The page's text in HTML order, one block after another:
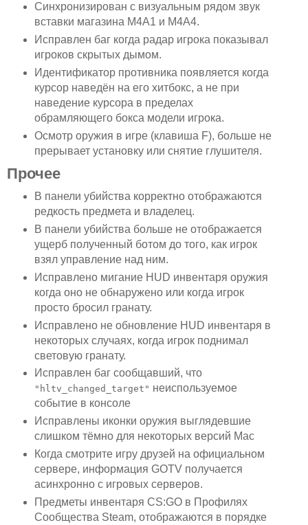
Синхронизирован с визуальным рядом звук
вставки магазина M4A1 и M4A4.
Исправлен баг когда радар игрока показывал
игроков скрытых дымом.
Идентификатор противника появляется когда
курсор наведён на его хитбокс, а не при
наведение курсора в пределах
обрамляющего бокса модели игрока.
Осмотр оружия в игре (клавиша F), больше не
прерывает установку или снятие глушителя.
Прочее
В панели убийства корректно отображаются
редкость предмета и владелец.
В панели убийства больше не отображается
ущерб полученный ботом до того, как игрок
взял управление над ним.
Исправлено мигание HUD инвентаря оружия
когда оно не обнаружено или когда игрок
просто бросил гранату.
Исправлено не обновление HUD инвентаря в
некоторых случаях, когда игрок поднимал
световую гранату.
Исправлен баг сообщавший, что
"hltv_changed_target" неиспользуемое
событие в консоле
Исправлены иконки оружия выглядевшие
слишком тёмно для некоторых версий Mac
Когда смотрите игру друзей на официальном
сервере, информация GOTV получается
асинхронно с игровых серверов.
Предметы инвентаря CS:GO в Профилях
Сообщества Steam, отображаются в порядке